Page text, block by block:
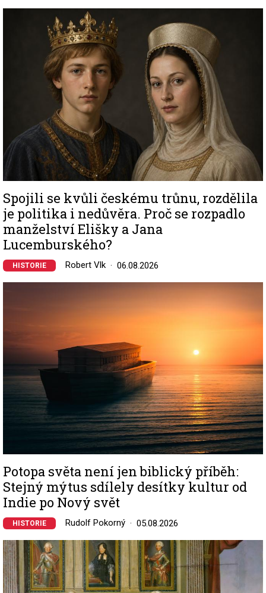
Spojili se kvůli českému trůnu, rozdělila
je politika i nedůvěra. Proč se rozpadlo
manželství Elišky a Jana
Lucemburského?
HISTORIE Robert Vlk 06.08.2026
Potopa světa není jen biblický příběh:
Stejný mýtus sdílely desítky kultur od
Indie po Nový svět
HISTORIE Rudolf Pokorný 05.08.2026
Image